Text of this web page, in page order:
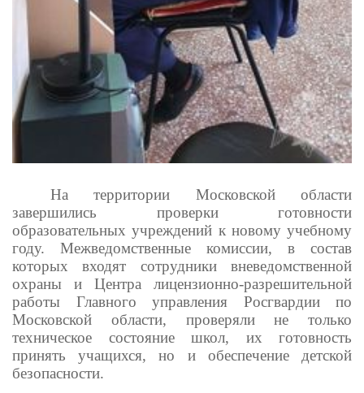
На территории Московской области
завершились проверки готовности
образовательных учреждений к новому учебному
году. Межведомственные комиссии, в состав
которых входят сотрудники вневедомственной
охраны и Центра лицензионно-разрешительной
работы Главного управления Росгвардии по
Московской области, проверяли не только
техническое состояние школ, их готовность
принять учащихся, но и обеспечение детской
безопасности.